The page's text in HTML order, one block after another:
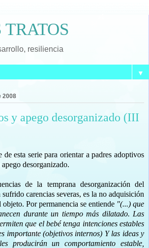
resiliencia
▼
2008
y apego desorganizado (III
esta serie para orientar a padres adoptivos
desorganizado.
de la temprana desorganización del
carencias severas, es la no adquisición
Por permanencia se entiende "(...) que
durante un tiempo más dilatado. Las
que el bebé tenga intenciones estables
importante (objetivos internos) Y las ideas y
producirán un comportamiento estable,